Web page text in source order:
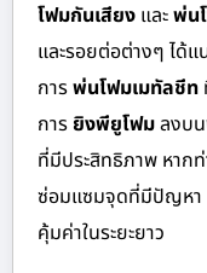
โฟมกันเสียง และพ่น
และรอยต่อต่างๆ ได้
การพ่นโฟมเมทัลชีท
การยิงพียูโฟมลงบ
ที่มีประสิทธิภาพ หาก
ซ่อมแซมจุดที่มีปัญหา
คุ้มค่าในระยะยาว